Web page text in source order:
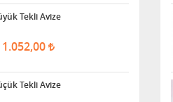
Tekli Avize
1.052,00
Tekli Avize